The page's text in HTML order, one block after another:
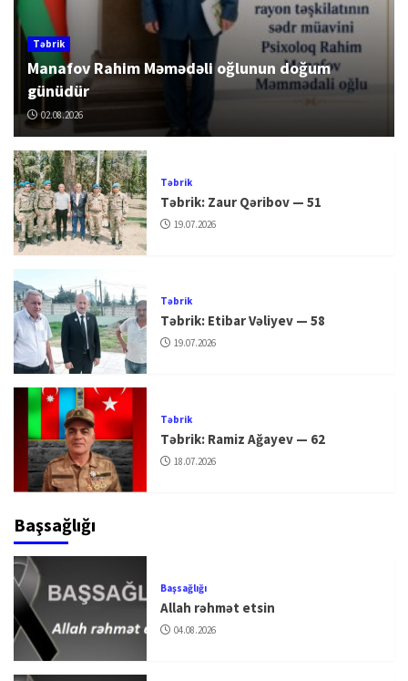
Təbrik
Manafov Rahim Məmədəli oğlunun doğum
günüdür
02.08.2026
Təbrik
Təbrik: Zaur Qəribov — 51
19.07.2026
Təbrik
Təbrik: Etibar Vəliyev — 58
19.07.2026
Təbrik
Təbrik: Ramiz Ağayev — 62
18.07.2026
Başsağlığı
Başsağlığı
Allah rəhmət etsin
04.08.2026